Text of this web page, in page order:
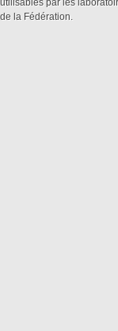
utilisables par les
de la Fédération.